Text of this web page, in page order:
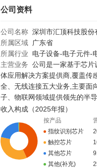
公司资料
公司名称 深圳市汇顶科技股份
所属区域
广东省
所属行业
电子设备-电子元件-
主营业务 公司是一家基于芯
体应用解决方案提供商,覆盖传
全、无线连接五大业务,主要面
子、物联网领域提供领先的半
收入构成（2025年报）
按产品
指纹识别芯片
触控芯片
其他芯片
其他(补充)